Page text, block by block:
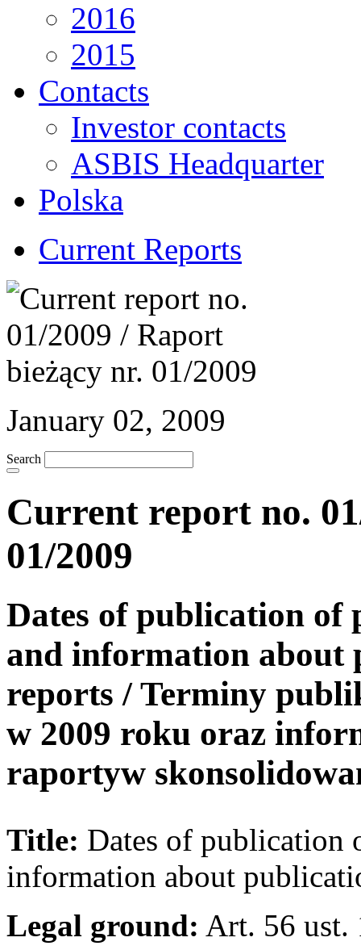
2016
2015
Contacts
Investor contacts
ASBIS Headquarter
Polska
Current Reports
January 02, 2009
Search
Current report no.
01/2009
Dates of publication of
and information about
reports / Terminy
w 2009 roku oraz
raportуw
Title: Dates of publication
information about
Legal ground: Art. 56 ust.